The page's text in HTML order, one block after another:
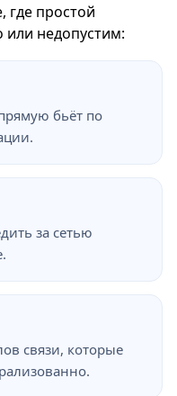
где простой
или недопустим:
бьёт по
за сетью
связи, которые